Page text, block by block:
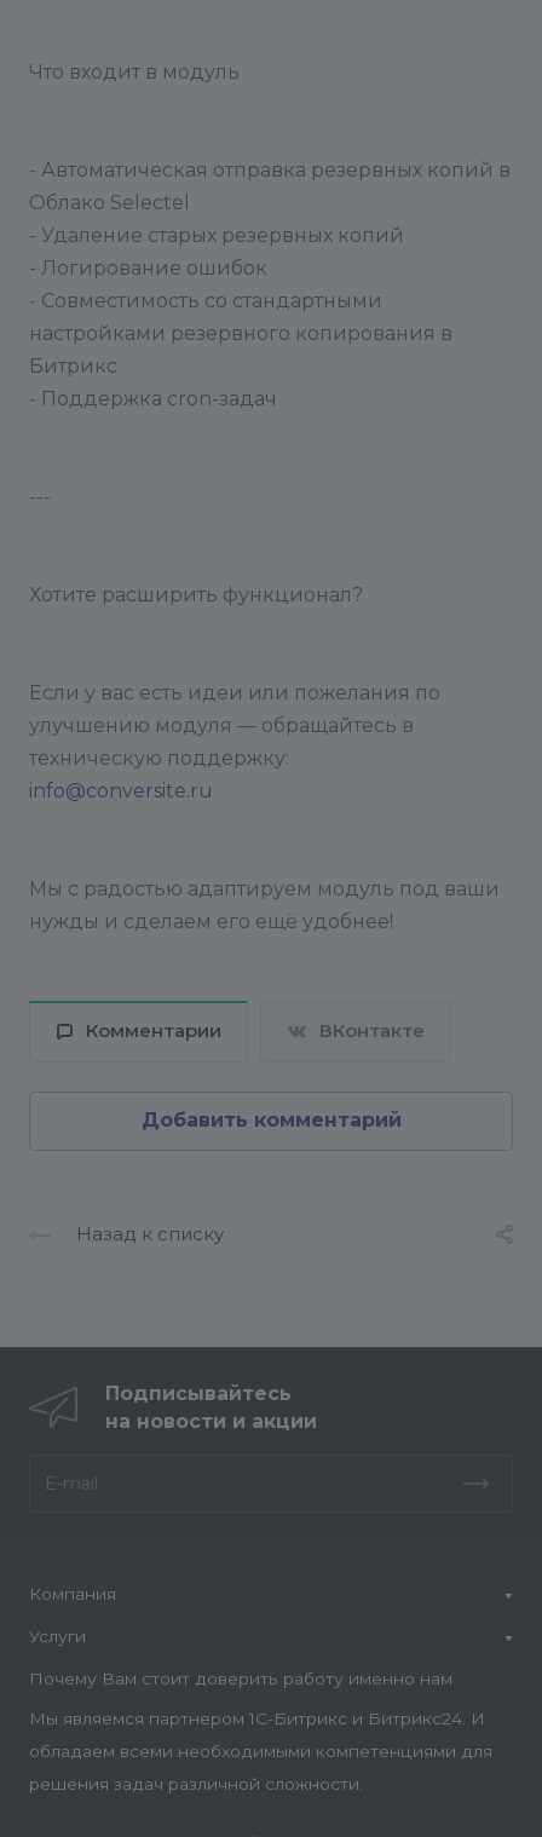
Что входит в модуль
- Автоматическая отправка резервных копий в
Облако Selectel
- Удаление старых резервных копий
- Логирование ошибок
- Совместимость со стандартными
настройками резервного копирования в
Битрикс
- Поддержка cron-задач
---
Хотите расширить функционал?
Если у вас есть идеи или пожелания по
улучшению модуля — обращайтесь в
техническую поддержку:
info@conversite.ru
Мы с радостью адаптируем модуль под ваши
нужды и сделаем его ещё удобнее!
Комментарии ВКонтакте
Добавить комментарий
Назад к списку
Подписывайтесь
на новости и акции
Компания
Услуги
Почему Вам стоит доверить работу именно нам
Мы являемся партнером 1С-Битрикс и Битрикс24. И
обладаем всеми необходимыми компетенциями для
решения задач различной сложности.